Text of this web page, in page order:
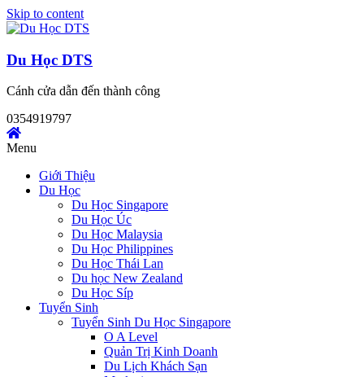
Skip to content
Du Học DTS
Cánh cửa dẫn đến thành công
0354919797
Menu
Giới Thiệu
Du Học
Du Học Singapore
Du Học Úc
Du Học Malaysia
Du Học Philippines
Du Học Thái Lan
Du học New Zealand
Du Học Síp
Tuyển Sinh
Tuyển Sinh Du Học Singapore
O A Level
Quản Trị Kinh Doanh
Du Lịch Khách Sạn